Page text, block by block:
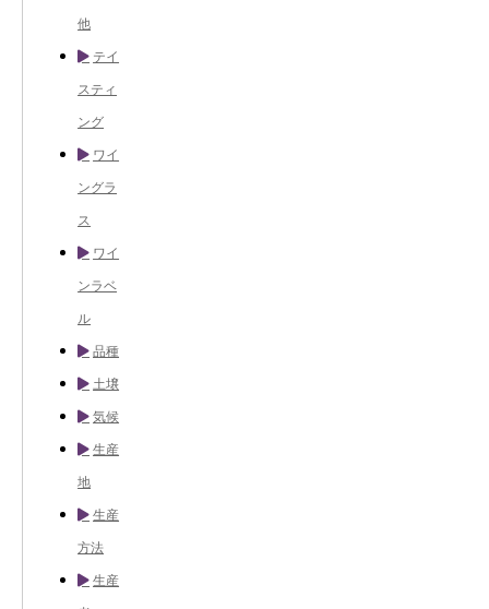
他
テイ
スティ
ング
ワイ
ングラ
ス
ワイ
ンラベ
ル
品種
土壌
気候
生産
地
生産
方法
生産